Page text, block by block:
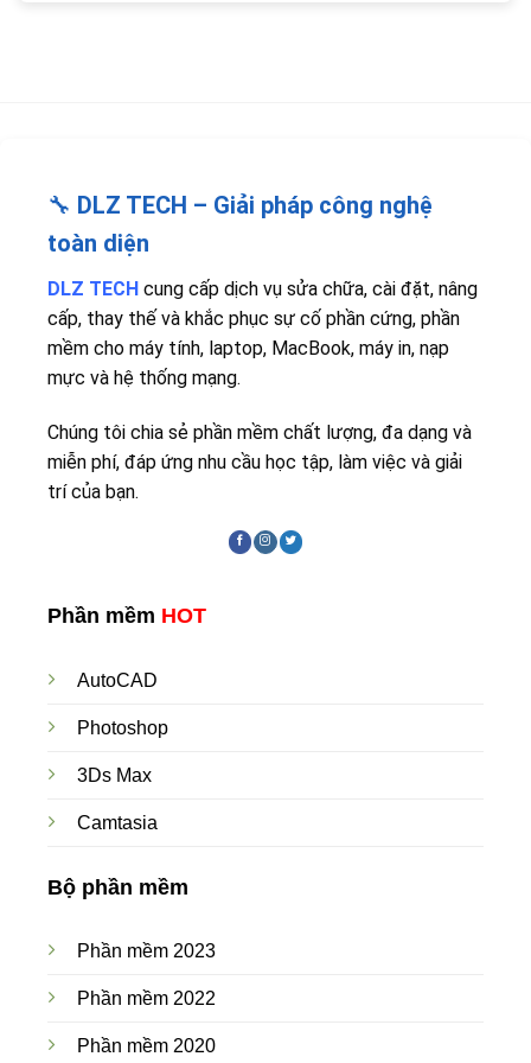
🔧 DLZ TECH – Giải pháp công nghệ
toàn diện
DLZ TECH cung cấp dịch vụ sửa chữa, cài đặt, nâng
cấp, thay thế và khắc phục sự cố phần cứng, phần
mềm cho máy tính, laptop, MacBook, máy in, nạp
mực và hệ thống mạng.
Chúng tôi chia sẻ phần mềm chất lượng, đa dạng và
miễn phí, đáp ứng nhu cầu học tập, làm việc và giải
trí của bạn.
Phần mềm HOT
AutoCAD
Photoshop
3Ds Max
Camtasia
Bộ phần mềm
Phần mềm 2023
Phần mềm 2022
Phần mềm 2020